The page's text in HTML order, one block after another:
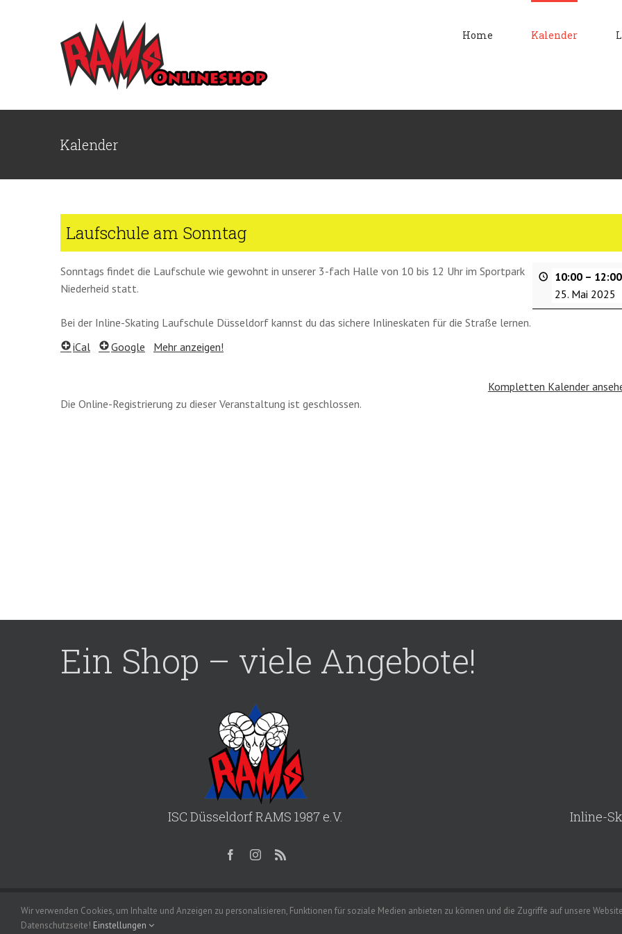
Home Kalender
Kalender
Laufschule am Sonntag
10:00 – 12:00
25. Mai 2025
Sonntags findet die Laufschule wie gewohnt in unserer 3-fach Halle von 10 bis 12 Uhr im Sportpark
Niederheid statt.
Bei der Inline-Skating Laufschule Düsseldorf kannst du das sichere Inlineskaten für die Straße lernen.
iCal
Google Mehr anzeigen!
Kompletten Kalender
Die Online-Registrierung zu dieser Veranstaltung ist geschlossen.
Ein Shop – viele Angebote!
ISC Düsseldorf RAMS 1987 e.V. Inline-
© Copyright 2020 –2026 ISC Düsseldorf RAMS 1987 e.V. | Alle Rechte vorbehalten | Impressum| Datenschutzerklärung
Wir verwenden Cookies, um Inhalte und Anzeigen zu personalisieren, Funktionen für soziale Medien anbieten zu können und die Zugriffe auf unsere
Datenschutzseite! Einstellungen